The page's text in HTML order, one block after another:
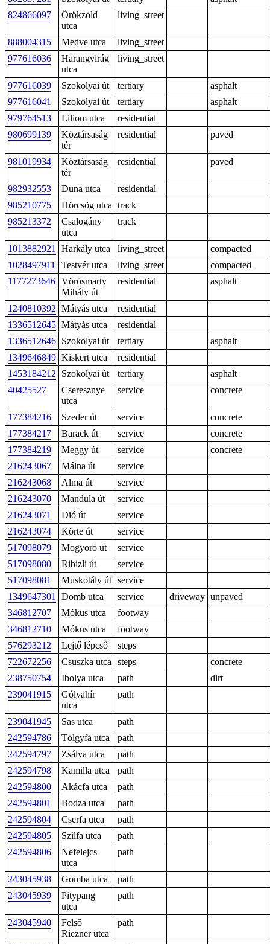
824866097
Örökzöld
utca
living_street
888004315 Medve utca
living_street
977616036
Harangvirág
utca
living_street
977616039 Szokolyai út tertiary
asphalt
977616041
Szokolyai út tertiary
asphalt
979764513
Liliom utca
residential
980699139
Köztársaság
tér
residential paved
981019934
Köztársaság
tér
residential paved
982932553 Duna utca
residential
985210775
Hörcsög utca track
985213372
Csalogány
utca
track
1013882921 Harkály utca living_street
compacted
1028497911
Testvér utca living_street
compacted
1177273646 Vörösmarty
Mihály út
residential asphalt
1240810392 Mátyás utca
residential
1336512645 Mátyás utca
residential
1336512646 Szokolyai út tertiary
asphalt
1349646849 Kiskert utca
residential
1453184212
Szokolyai út tertiary
asphalt
40425527
Cseresznye
utca
service concrete
177384216 Szeder út service
concrete
177384217
Barack út service
concrete
177384219
Meggy út service
concrete
216243067
Málna út
service
216243068
Alma út
service
216243070
Mandula út
service
216243071
Dió út
service
216243074
Körte út
service
517098079
Mogyoró út
service
517098080
Ribizli út
service
517098081
Muskotály út service
1349647301
Domb utca service driveway unpaved
346812707
Mókus utca
footway
346812710
Mókus utca
footway
576293212
Lejtő lépcső
steps
722672256
Csuszka utca steps
concrete
238750754
Ibolya utca path
dirt
239041915
Gólyahír
utca
path
239041945 Sas utca
path
242594786
Tölgyfa utca
path
242594797
Zsálya utca
path
242594798
Kamilla utca
path
242594800
Akácfa utca
path
242594801
Bodza utca
path
242594804
Cserfa utca
path
242594805
Szilfa utca
path
242594806
Nefelejcs
utca
path
243045938 Gomba utca
path
243045939
Pitypang
utca
path
243045940
Felső
Riezner utca
path